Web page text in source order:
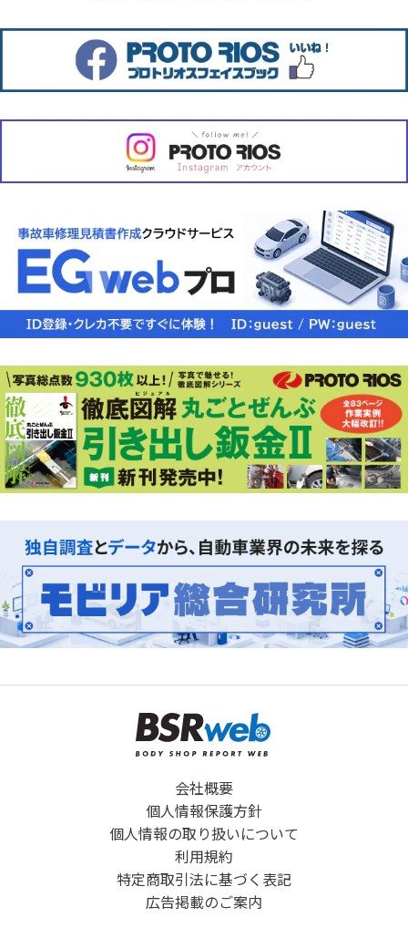
会社概要
個人情報保護方針
個人情報の取り扱いについて
利用規約
特定商取引法に基づく表記
広告掲載のご案内